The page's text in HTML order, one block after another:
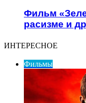
Фильм
расизме и
ИНТЕРЕСНОЕ
Фильмы